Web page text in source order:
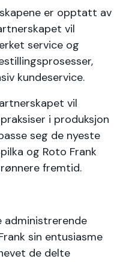
er opptatt av
vil
service og
kundeservice.
vil
i produksjon
seg de nyeste
og Roto Frank
fremtid.
sin entusiasme
de delte